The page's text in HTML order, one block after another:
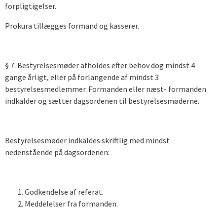
forpligtigelser.
Prokura tillægges formand og kasserer.
§ 7. Bestyrelsesmøder afholdes efter behov dog mindst 4
gange årligt, eller på forlangende af mindst 3
bestyrelsesmedlemmer. Formanden eller næst- formanden
indkalder og sætter dagsordenen til bestyrelsesmøderne.
Bestyrelsesmøder indkaldes skriftlig med mindst
nedenstående på dagsordenen:
Godkendelse af referat.
Meddelelser fra formanden.